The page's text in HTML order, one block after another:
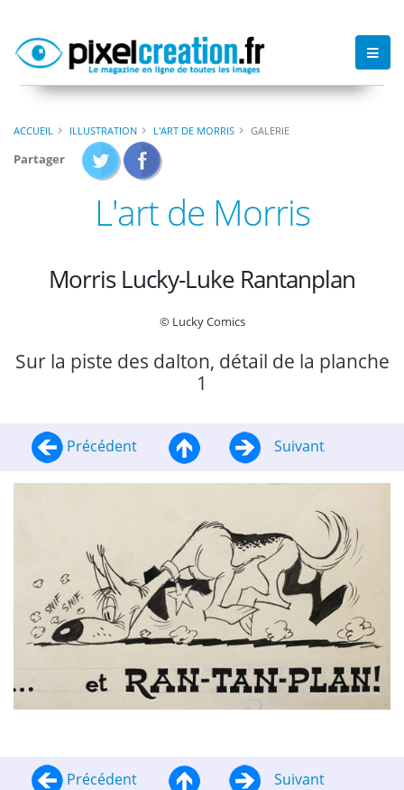
ACCUEIL ILLUSTRATION L'ART DE MORRIS GALERIE
Partager
L'art de Morris
Morris Lucky-Luke Rantanplan
© Lucky Comics
Sur la piste des dalton, détail de la planche
1
Précédent Suivant
Précédent Suivant